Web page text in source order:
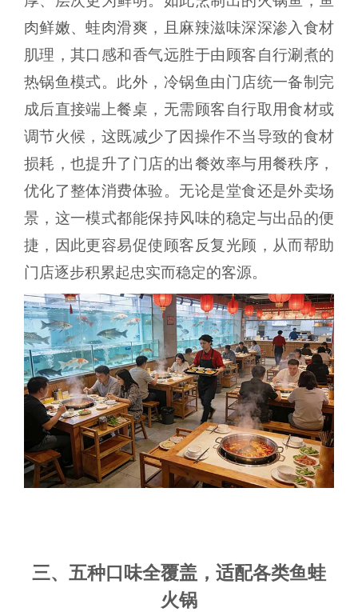
肉鲜嫩、蛙肉滑爽，且麻辣滋味深深渗入食材
肌理，其口感和香气远胜于由顾客自行涮煮的
热锅鱼模式。此外，冷锅鱼由门店统一备制完
成后直接端上餐桌，无需顾客自行取用食材或
调节火候，这既减少了因操作不当导致的食材
损耗，也提升了门店的出餐效率与用餐秩序，
优化了整体消费体验。无论是堂食还是外卖场
景，这一模式都能保持风味的稳定与出品的便
捷，因此更容易促使顾客反复光顾，从而帮助
门店逐步积累起忠实而稳定的客源。
三、五种口味全覆盖，适配各类鱼蛙
火锅